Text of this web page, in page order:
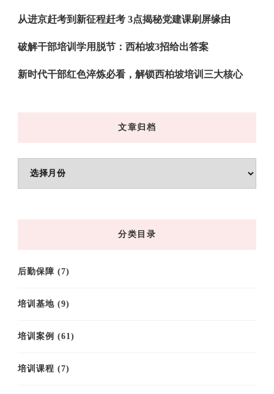
从进京赶考到新征程赶考 3点揭秘党建课刷屏缘由
破解干部培训学用脱节：西柏坡3招给出答案
新时代干部红色淬炼必看，解锁西柏坡培训三大核心
文章归档
章
分类目录
后勤保障 (7)
培训基地 (9)
培训案例 (61)
培训课程 (7)